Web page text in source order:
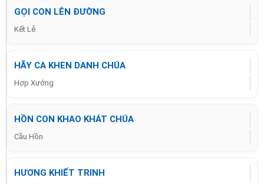
GỌI CON LÊN ĐƯỜNG
Kết Lễ
HÃY CA KHEN DANH CHÚA
Hợp Xướng
HỒN CON KHAO KHÁT CHÚA
Cầu Hồn
HƯƠNG KHIẾT TRINH